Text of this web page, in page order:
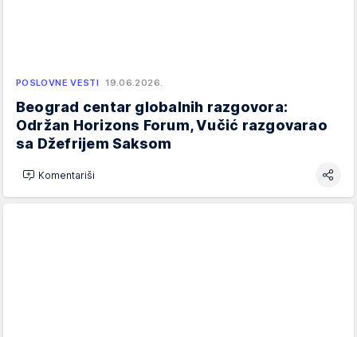
POSLOVNE VESTI 19.06.2026.
Beograd centar globalnih razgovora:
Održan Horizons Forum, Vučić razgovarao
sa Džefrijem Saksom
Komentariši